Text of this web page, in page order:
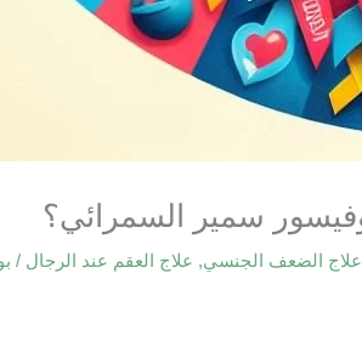
سمير السمرائي؟
علاج الضعف الجنسي, علاج العقم عند الرجال /